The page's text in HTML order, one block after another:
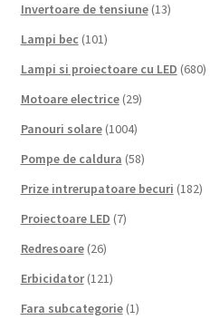
Invertoare de tensiune (13)
Lampi bec (101)
Lampi si proiectoare cu LED (680)
Motoare electrice (29)
Panouri solare (1004)
Pompe de caldura (58)
Prize intrerupatoare becuri (182)
Proiectoare LED (7)
Redresoare (26)
Erbicidator (121)
Fara subcategorie (1)